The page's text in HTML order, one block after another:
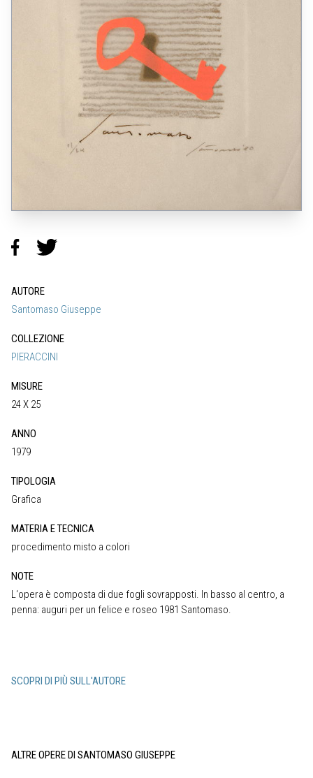
AUTORE
Santomaso Giuseppe
COLLEZIONE
PIERACCINI
MISURE
24 X 25
ANNO
1979
TIPOLOGIA
Grafica
MATERIA E TECNICA
procedimento misto a colori
NOTE
L‘opera è composta di due fogli sovrapposti. In basso al centro, a
penna: auguri per un felice e roseo 1981 Santomaso.
SCOPRI DI PIÙ SULL'AUTORE
ALTRE OPERE DI SANTOMASO GIUSEPPE